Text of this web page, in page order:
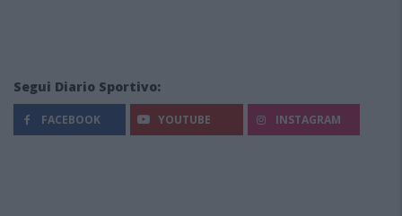
Segui Diario Sportivo:
FACEBOOK YOUTUBE INSTAGRAM